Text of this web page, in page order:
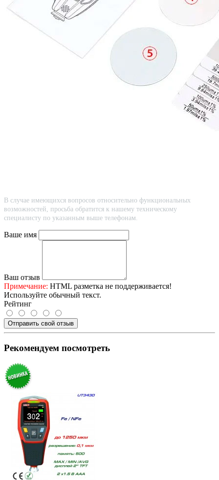
В случае имеющихся вопросов относительно функциональных
возможностей, просьба обратится к нашему техническому
специалисту по указанным выше телефонам.
Ваше имя
Ваш отзыв
Примечание: HTML разметка не поддерживается!
Используйте обычный текст.
Рейтинг
Отправить свой отзыв
Рекомендуем посмотреть